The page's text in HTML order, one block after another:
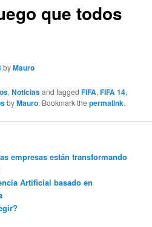
que todos
byMauro
,Noticiasand taggedFIFA,FIFA 14,
byMauro. Bookmark thepermalink.
empresas están transformando
Artificial basado en